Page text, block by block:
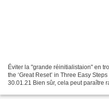
Éviter la "grande réinitialistaion" en
the ‘Great Reset’ in Three Easy
30.01.21 Bien sûr, cela peut paraître